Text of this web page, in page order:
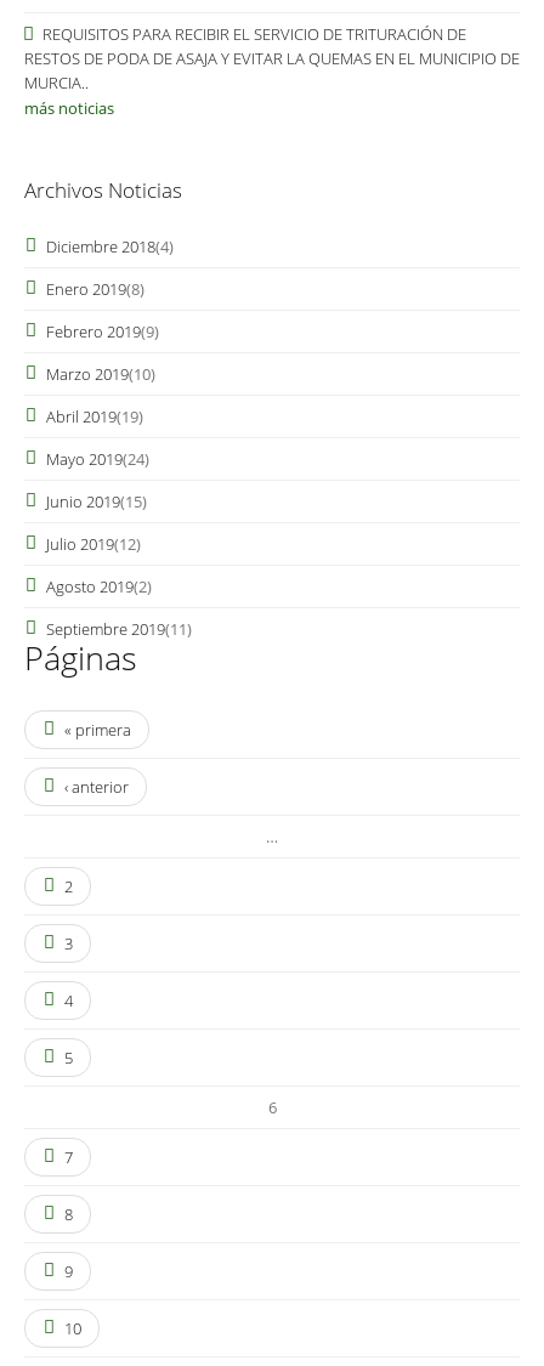
REQUISITOS PARA RECIBIR EL SERVICIO DE TRITURACIÓN DE
RESTOS DE PODA DE ASAJA Y EVITAR LA QUEMAS EN EL MUNICIPIO DE
MURCIA..
más noticias
Archivos Noticias
Diciembre 2018(4)
Enero 2019(8)
Febrero 2019(9)
Marzo 2019(10)
Abril 2019(19)
Mayo 2019(24)
Junio 2019(15)
Julio 2019(12)
Agosto 2019(2)
Septiembre 2019(11)
Páginas
« primera
‹ anterior
…
2
3
4
5
6
7
8
9
10